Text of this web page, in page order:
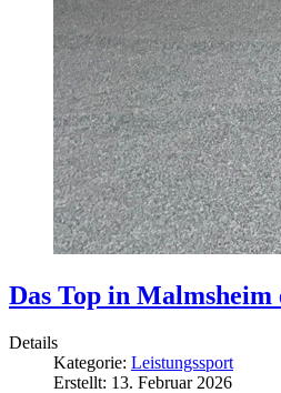
Das Top in
Details
Kategorie: Leistungssport
Erstellt: 13. Februar 2026